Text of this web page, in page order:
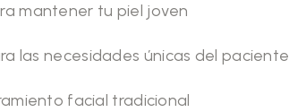
mantener tu piel joven
las necesidades únicas del paciente
facial tradicional